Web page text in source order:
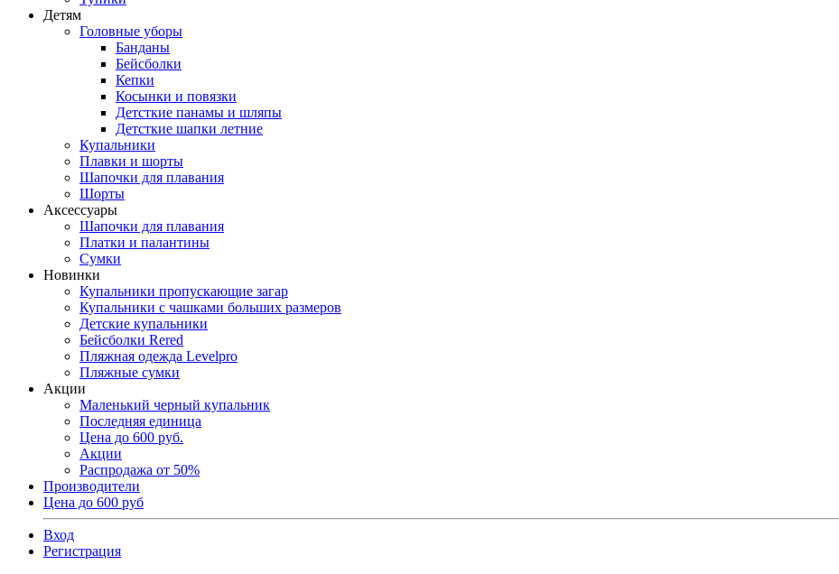
Детям
Головные уборы
Банданы
Бейсболки
Кепки
Косынки и повязки
Детсткие панамы и шляпы
Детсткие шапки летние
Купальники
Плавки и шорты
Шапочки для плавания
Шорты
Аксессуары
Шапочки для плавания
Платки и палантины
Сумки
Новинки
Купальники пропускающие загар
Купальники с чашками больших размеров
Детские купальники
Бейсболки Rered
Пляжная одежда Levelpro
Пляжные сумки
Акции
Маленький черный купальник
Последняя единица
Цена до 600 руб.
Акции
Распродажа от 50%
Производители
Цена до 600 руб
Вход
Регистрация